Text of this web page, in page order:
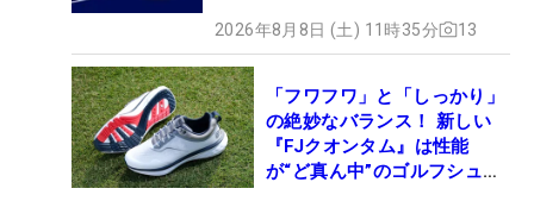
2026年8月8日 (土) 11時35分 13
「フワフワ」と「しっかり」
の絶妙なバランス！ 新しい
『FJクオンタム』は性能
が“ど真ん中”のゴルフシュー